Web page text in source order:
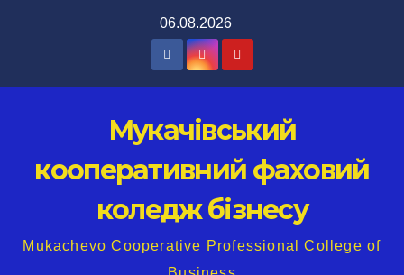
06.08.2026
Мукачівський
кооперативний фаховий
коледж бізнесу
Mukachevo Cooperative Professional College of